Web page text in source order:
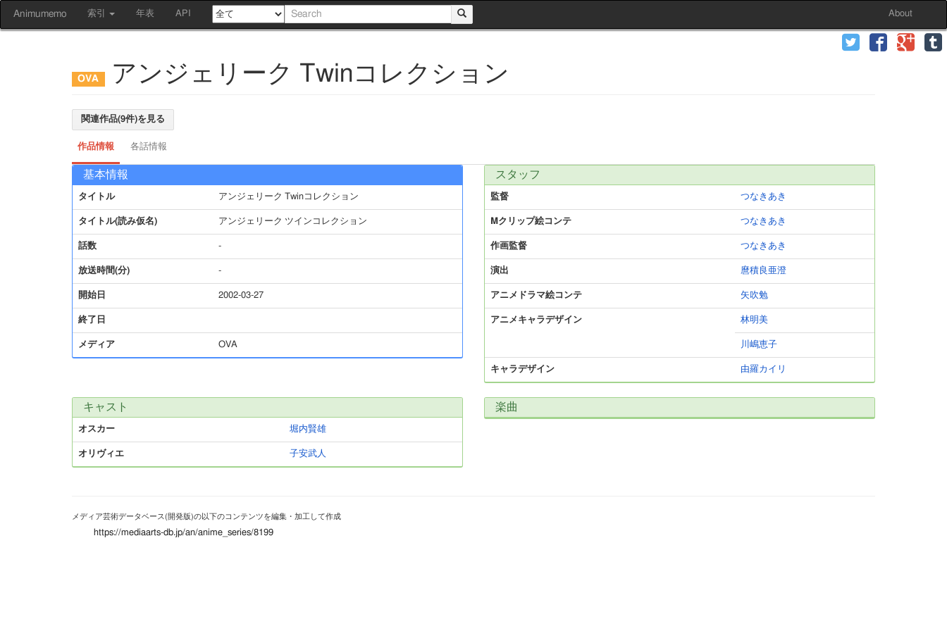
Animumemo 索引 年表 API About
アンジェリーク Twinコレクション
関連作品(9件)を見る
作品情報 各話情報
基本情報
タイトル アンジェリーク Twinコレクション
タイトル(読み仮名) アンジェリーク ツインコレクション
話数 -
放送時間(分) -
開始日 2002-03-27
終了日
メディア OVA
スタッフ
監督 つなきあき
Mクリップ絵コンテ つなきあき
作画監督 つなきあき
演出 麿積良亜澄
アニメドラマ絵コンテ 矢吹勉
アニメキャラデザイン 林明美
川嶋恵子
キャラデザイン 由羅カイリ
キャスト
オスカー 堀内賢雄
オリヴィエ 子安武人
楽曲
メディア芸術データベース(開発版)の以下のコンテンツを編集・加工して作成
https://mediaarts-db.jp/an/anime_series/8199